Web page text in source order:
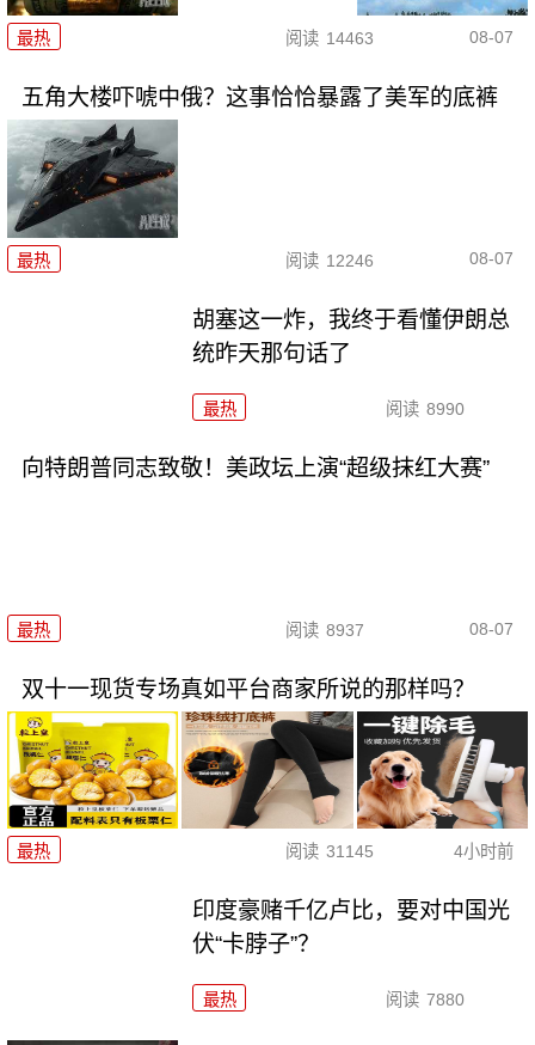
最热 阅读 14463 08-07
五角大楼吓唬中俄？这事恰恰暴露了美军的底裤
最热 阅读 12246 08-07
胡塞这一炸，我终于看懂伊朗总
统昨天那句话了
最热 阅读 8990
向特朗普同志致敬！美政坛上演“超级抹红大赛”
最热 阅读 8937 08-07
双十一现货专场真如平台商家所说的那样吗？
最热 阅读 31145 4小时前
印度豪赌千亿卢比，要对中国光
伏“卡脖子”？
最热 阅读 7880